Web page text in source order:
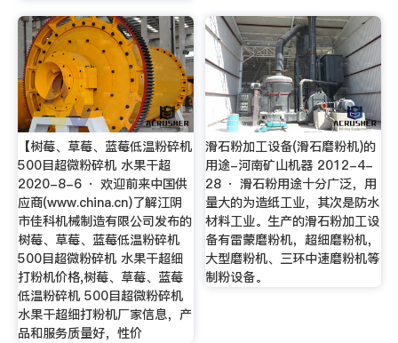
【树莓、草莓、蓝莓低温粉碎机
500目超微粉碎机 水果干超
2020-8-6 · 欢迎前来中国供
应商(www.china.cn)了解江阴
市佳科机械制造有限公司发布的
树莓、草莓、蓝莓低温粉碎机
500目超微粉碎机 水果干超细
打粉机价格,树莓、草莓、蓝莓
低温粉碎机 500目超微粉碎机
水果干超细打粉机厂家信息，产
品和服务质量好，性价
滑石粉加工设备(滑石磨粉机)的
用途-河南矿山机器 2012-4-
28 · 滑石粉用途十分广泛，用
量大的为造纸工业，其次是防水
材料工业。生产的滑石粉加工设
备有雷蒙磨粉机，超细磨粉机，
大型磨粉机、三环中速磨粉机等
制粉设备。